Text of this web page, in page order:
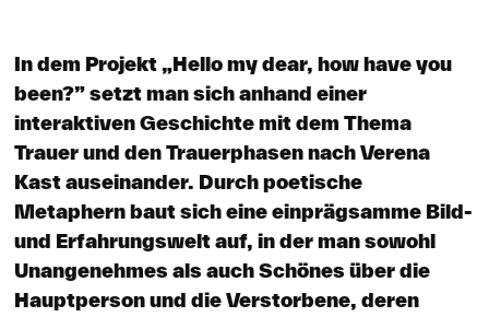
In dem Projekt „Hello my dear, how have you
been?” setzt man sich anhand einer
interaktiven Geschichte mit dem Thema
Trauer und den Trauerphasen nach Verena
Kast auseinander. Durch poetische
Metaphern baut sich eine einprägsamme Bild-
und Erfahrungswelt auf, in der man sowohl
Unangenehmes als auch Schönes über die
Hauptperson und die Verstorbene, deren